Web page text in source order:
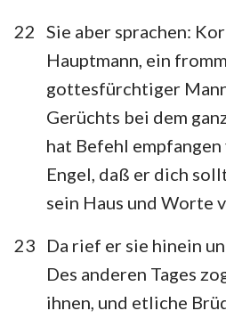
22 Sie aber sprachen:
Hauptmann, ein
gottesfürchtiger
Gerüchts bei dem
hat Befehl
Engel, daß er dich
sein Haus und Worte
23
Da rief er sie hinein
Des anderen Tages
ihnen, und etliche